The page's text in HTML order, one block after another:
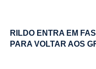
RILDO ENTRA EM
PARA VOLTAR AOS